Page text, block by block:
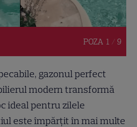
POZA 1 / 9
gazonul perfect
modern transformă
ideal pentru zilele
este împărțit în mai multe